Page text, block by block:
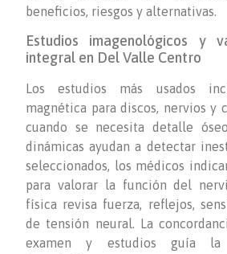
beneficios, riesgos y alternativas.
Estudios imagenológicos y
integral en Del Valle Centro
Los estudios más usados
magnética para discos, nervios y
cuando se necesita detalle
dinámicas ayudan a detectar
seleccionados, los médicos
para valorar la función del
física revisa fuerza, reflejos,
de tensión neural. La
examen y estudios guía la